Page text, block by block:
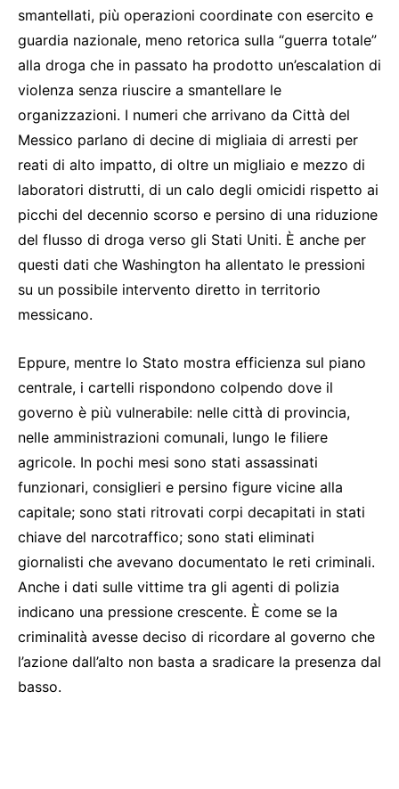
smantellati, più operazioni coordinate con esercito e
guardia nazionale, meno retorica sulla “guerra totale”
alla droga che in passato ha prodotto un’escalation di
violenza senza riuscire a smantellare le
organizzazioni. I numeri che arrivano da Città del
Messico parlano di decine di migliaia di arresti per
reati di alto impatto, di oltre un migliaio e mezzo di
laboratori distrutti, di un calo degli omicidi rispetto ai
picchi del decennio scorso e persino di una riduzione
del flusso di droga verso gli Stati Uniti. È anche per
questi dati che Washington ha allentato le pressioni
su un possibile intervento diretto in territorio
messicano.
Eppure, mentre lo Stato mostra efficienza sul piano
centrale, i cartelli rispondono colpendo dove il
governo è più vulnerabile: nelle città di provincia,
nelle amministrazioni comunali, lungo le filiere
agricole. In pochi mesi sono stati assassinati
funzionari, consiglieri e persino figure vicine alla
capitale; sono stati ritrovati corpi decapitati in stati
chiave del narcotraffico; sono stati eliminati
giornalisti che avevano documentato le reti criminali.
Anche i dati sulle vittime tra gli agenti di polizia
indicano una pressione crescente. È come se la
criminalità avesse deciso di ricordare al governo che
l’azione dall’alto non basta a sradicare la presenza dal
basso.